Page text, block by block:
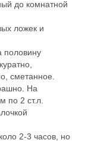
до комнатной
ложек и
половину
сметанное.
На
по 2 ст.л.
2-3 часов, но